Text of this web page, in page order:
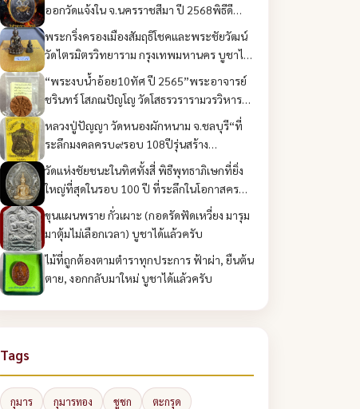
ออกวัดแจ้งใน จ.นครราชสีมา ปี 2568พิธีดี
บูชาได้แล้วครับ
พระกริ่งครองเมืองสัมฤธิโชคและพระชัยวัฒน์
วัดไตรมิตรวิทยาราม กรุงเทพมหานคร บูชาได้
“พระงบน้ำอ้อย10ทัศ ปี 2565”พระอาจารย์
ชรินทร์ โสภณปัญโญ วัดโสธรวรารามวรวิหาร
จ.ฉะเชิงเทรา บูชาได้แล้วครับ
หลวงปู่ปัญญา วัดหนองผักหนาม จ.ชลบุรี“ที่
ระลึกมงคลครบ๙รอบ 108ปีรุ่นสร้าง
วิหาร๕๖“ บูชาได้แล้วครับ
วัดแห่งชัยชนะในทิศทั้งสี่ พิธีพุทธาภิเษกที่ยิ่ง
ใหญ่ที่สุดในรอบ 100 ปี ที่ระลึกในโอกาสครบ
รอบ 100 ปี สถานีตำรวจนครบาลชนะสงคราม
บูชาได้แล้วครับ
ขุนแผนพราย กั่วเผาะ (กอดรัดฟัดเหวี่ยง มารุม
มาตุ้มไม่เลือกเวลา) บูชาได้แล้วครับ
ไม้ที่ถูกต้องตามตำราทุกประการ ฟ้าผ่า, ยืนต้น
ตาย, งอกกลับมาใหม่ บูชาได้แล้วครับ
Tags
กุมาร กุมารทอง ชูชก ตะกรุด